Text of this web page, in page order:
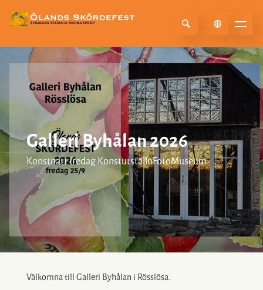
Select Language ▼
Galleri Byhålan 2026
Konstnatt fredag KonstutställnFotoMuseum
Välkomna till Galleri Byhålan i Rösslösa.